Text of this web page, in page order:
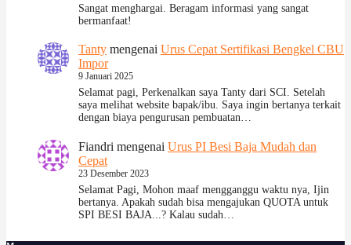
Sangat menghargai. Beragam informasi yang sangat
bermanfaat!
Tanty mengenai Urus Cepat Sertifikasi Bengkel CBU
Impor
9 Januari 2025
Selamat pagi, Perkenalkan saya Tanty dari SCI. Setelah
saya melihat website bapak/ibu. Saya ingin bertanya terkait
dengan biaya pengurusan pembuatan…
Fiandri mengenai Urus PI Besi Baja Mudah dan
Cepat
23 Desember 2023
Selamat Pagi, Mohon maaf mengganggu waktu nya, Ijin
bertanya. Apakah sudah bisa mengajukan QUOTA untuk
SPI BESI BAJA...? Kalau sudah…